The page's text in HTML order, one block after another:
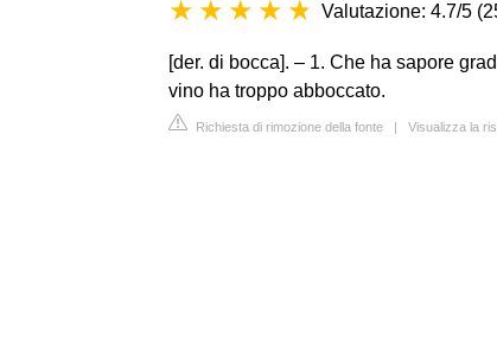
Valutazione: 4.7/5 (
[der. di bocca]. – 1. Che ha sapore
vino ha troppo abboccato.
Richiesta di rimozione della fonte | Visualizza la